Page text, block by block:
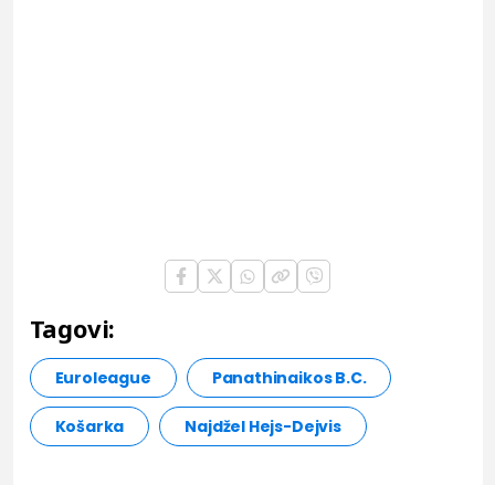
Tagovi:
Euroleague Panathinaikos B.C.
Košarka Najdžel Hejs-Dejvis